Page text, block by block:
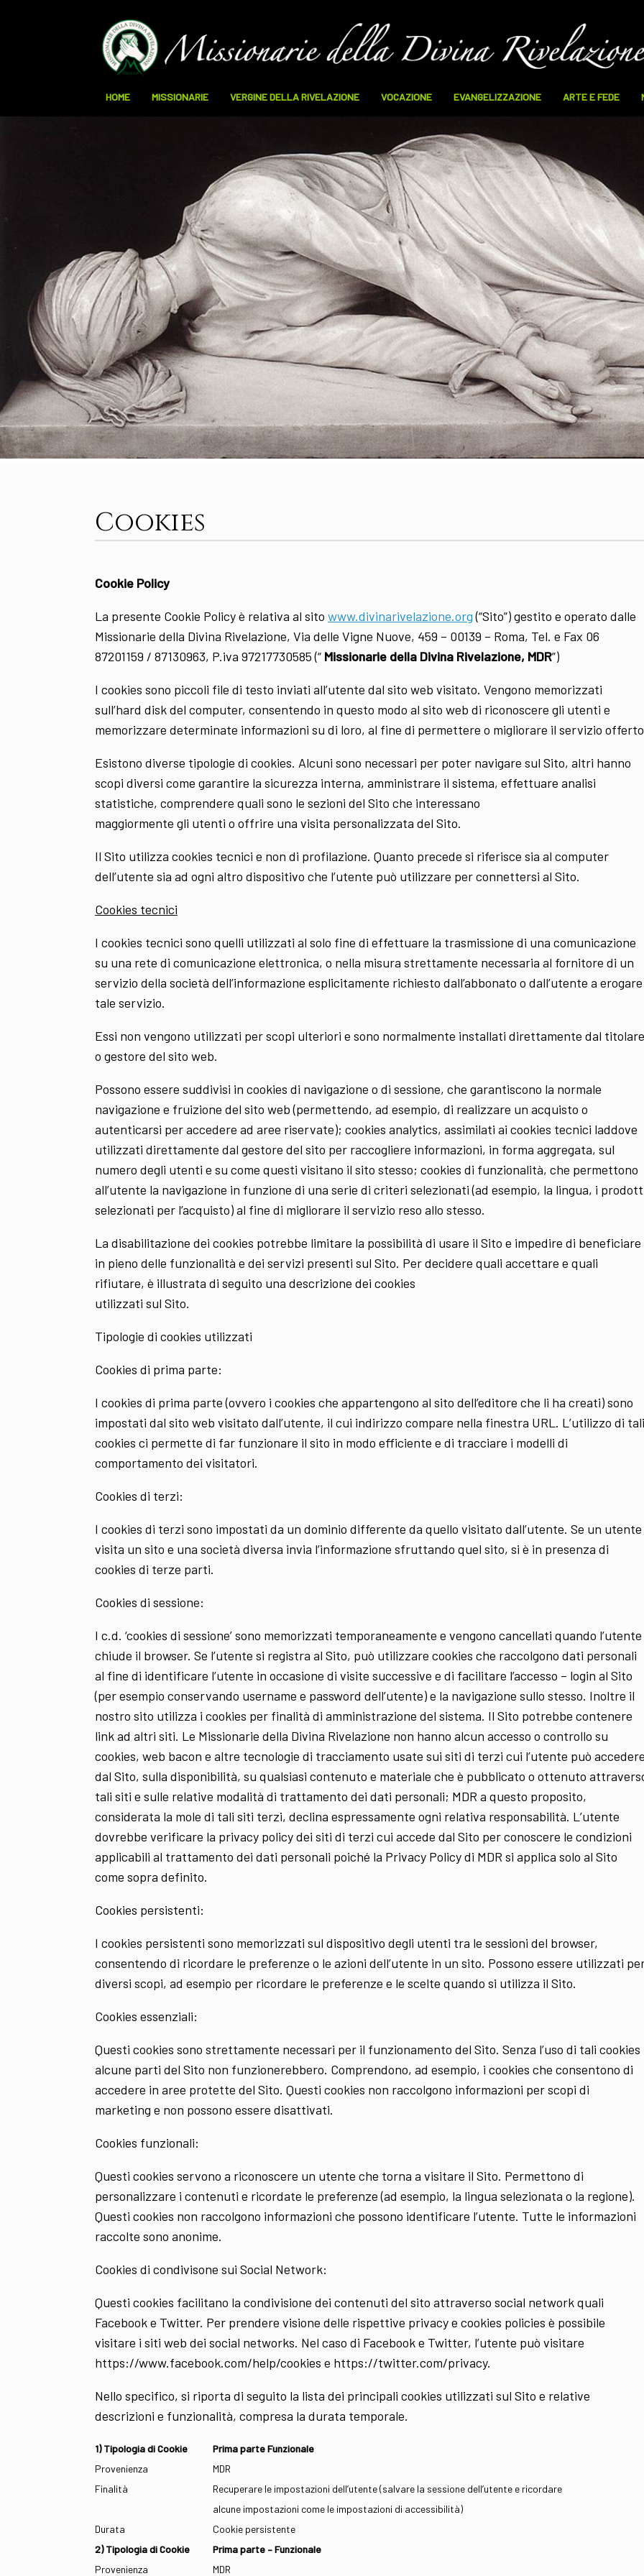
HOME MISSIONARIE VERGINE DELLA RIVELAZIONE VOCAZIONE EVANGELIZZAZIONE ARTE E FEDE
Cookies
Cookie Policy
La presente Cookie Policy è relativa al sito www.divinarivelazione.org(“Sito”) gestito e operato dalle
Missionarie della Divina Rivelazione, Via delle Vigne Nuove, 459 – 00139 – Roma, Tel. e Fax 06
87201159 / 87130963, P.iva 97217730585 (“ Missionarie della Divina Rivelazione, MDR”)
I cookies sono piccoli file di testo inviati all’utente dal sito web visitato. Vengono memorizzati
sull’hard disk del computer, consentendo in questo modo al sito web di riconoscere gli utenti e
memorizzare determinate informazioni su di loro, al fine di permettere o migliorare il servizio
Esistono diverse tipologie di cookies. Alcuni sono necessari per poter navigare sul Sito, altri hanno
scopi diversi come garantire la sicurezza interna, amministrare il sistema, effettuare analisi
statistiche, comprendere quali sono le sezioni del Sito che interessano
maggiormente gli utenti o offrire una visita personalizzata del Sito.
Il Sito utilizza cookies tecnici e non di profilazione. Quanto precede si riferisce sia al computer
dell’utente sia ad ogni altro dispositivo che l’utente può utilizzare per connettersi al Sito.
Cookies tecnici
I cookies tecnici sono quelli utilizzati al solo fine di effettuare la trasmissione di una comunicazione
su una rete di comunicazione elettronica, o nella misura strettamente necessaria al fornitore di un
servizio della società dell’informazione esplicitamente richiesto dall’abbonato o dall’utente a erogare
tale servizio.
Essi non vengono utilizzati per scopi ulteriori e sono normalmente installati direttamente dal titolare
o gestore del sito web.
Possono essere suddivisi in cookies di navigazione o di sessione, che garantiscono la normale
navigazione e fruizione del sito web (permettendo, ad esempio, di realizzare un acquisto o
autenticarsi per accedere ad aree riservate); cookies analytics, assimilati ai cookies tecnici laddove
utilizzati direttamente dal gestore del sito per raccogliere informazioni, in forma aggregata, sul
numero degli utenti e su come questi visitano il sito stesso; cookies di funzionalità, che permettono
all’utente la navigazione in funzione di una serie di criteri selezionati (ad esempio, la lingua, i
selezionati per l’acquisto) al fine di migliorare il servizio reso allo stesso.
La disabilitazione dei cookies potrebbe limitare la possibilità di usare il Sito e impedire di beneficiare
in pieno delle funzionalità e dei servizi presenti sul Sito. Per decidere quali accettare e quali
rifiutare, è illustrata di seguito una descrizione dei cookies
utilizzati sul Sito.
Tipologie di cookies utilizzati
Cookies di prima parte:
I cookies di prima parte (ovvero i cookies che appartengono al sito dell’editore che li ha creati) sono
impostati dal sito web visitato dall’utente, il cui indirizzo compare nella finestra URL. L’utilizzo di tali
cookies ci permette di far funzionare il sito in modo efficiente e di tracciare i modelli di
comportamento dei visitatori.
Cookies di terzi:
I cookies di terzi sono impostati da un dominio differente da quello visitato dall’utente. Se un utente
visita un sito e una società diversa invia l’informazione sfruttando quel sito, si è in presenza di
cookies di terze parti.
Cookies di sessione:
I c.d. ‘cookies di sessione’ sono memorizzati temporaneamente e vengono cancellati quando l’utente
chiude il browser. Se l’utente si registra al Sito, può utilizzare cookies che raccolgono dati personali
al fine di identificare l’utente in occasione di visite successive e di facilitare l’accesso – login al Sito
(per esempio conservando username e password dell’utente) e la navigazione sullo stesso. Inoltre il
nostro sito utilizza i cookies per finalità di amministrazione del sistema. Il Sito potrebbe contenere
link ad altri siti. Le Missionarie della Divina Rivelazione non hanno alcun accesso o controllo su
cookies, web bacon e altre tecnologie di tracciamento usate sui siti di terzi cui l’utente può
dal Sito, sulla disponibilità, su qualsiasi contenuto e materiale che è pubblicato o ottenuto
tali siti e sulle relative modalità di trattamento dei dati personali; MDR a questo proposito,
considerata la mole di tali siti terzi, declina espressamente ogni relativa responsabilità. L’utente
dovrebbe verificare la privacy policy dei siti di terzi cui accede dal Sito per conoscere le condizioni
applicabili al trattamento dei dati personali poiché la Privacy Policy di MDR si applica solo al Sito
come sopra definito.
Cookies persistenti:
I cookies persistenti sono memorizzati sul dispositivo degli utenti tra le sessioni del browser,
consentendo di ricordare le preferenze o le azioni dell’utente in un sito. Possono essere utilizzati
diversi scopi, ad esempio per ricordare le preferenze e le scelte quando si utilizza il Sito.
Cookies essenziali:
Questi cookies sono strettamente necessari per il funzionamento del Sito. Senza l’uso di tali cookies
alcune parti del Sito non funzionerebbero. Comprendono, ad esempio, i cookies che consentono di
accedere in aree protette del Sito. Questi cookies non raccolgono informazioni per scopi di
marketing e non possono essere disattivati.
Cookies funzionali:
Questi cookies servono a riconoscere un utente che torna a visitare il Sito. Permettono di
personalizzare i contenuti e ricordate le preferenze (ad esempio, la lingua selezionata o la regione).
Questi cookies non raccolgono informazioni che possono identificare l’utente. Tutte le informazioni
raccolte sono anonime.
Cookies di condivisone sui Social Network:
Questi cookies facilitano la condivisione dei contenuti del sito attraverso social network quali
Facebook e Twitter. Per prendere visione delle rispettive privacy e cookies policies è possibile
visitare i siti web dei social networks. Nel caso di Facebook e Twitter, l’utente può visitare
https://www.facebook.com/help/cookies e https://twitter.com/privacy.
Nello specifico, si riporta di seguito la lista dei principali cookies utilizzati sul Sito e relative
descrizioni e funzionalità, compresa la durata temporale.
1) Tipologia di Cookie
Prima parte Funzionale
Provenienza
MDR
Finalità
Recuperare le impostazioni dell’utente (salvare la sessione dell’utente e ricordare
alcune impostazioni come le impostazioni di accessibilità)
Durata
Cookie persistente
2) Tipologia di Cookie
Prima parte – Funzionale
Provenienza
MDR